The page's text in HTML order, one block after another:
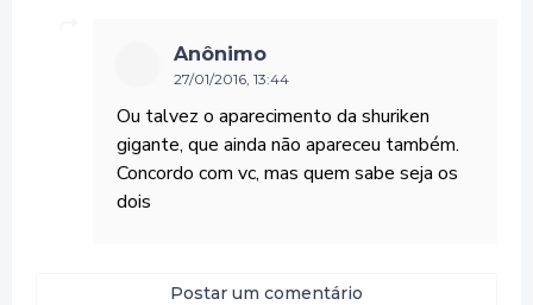
Anônimo
27/01/2016, 13:44
Ou talvez o aparecimento da shuriken
gigante, que ainda não apareceu também.
Concordo com vc, mas quem sabe seja os
dois
Postar um comentário